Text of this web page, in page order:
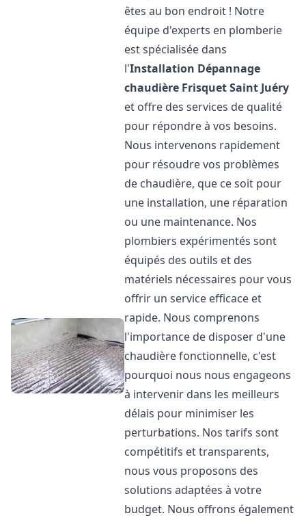
êtes au bon endroit ! Notre
équipe d'experts en plomberie
est spécialisée dans
l'Installation Dépannage
chaudière FrisquetSaint Juéry
et offre des services de qualité
pour répondre à vos besoins.
Nous intervenons rapidement
pour résoudre vos problèmes
de chaudière, que ce soit pour
une installation, une réparation
ou une maintenance. Nos
plombiers expérimentés sont
équipés des outils et des
matériels nécessaires pour vous
offrir un service efficace et
rapide. Nous comprenons
l'importance de disposer d'une
chaudière fonctionnelle, c'est
pourquoi nous nous engageons
à intervenir dans les meilleurs
délais pour minimiser les
perturbations. Nos tarifs sont
compétitifs et transparents,
nous vous proposons des
solutions adaptées à votre
budget. Nous offrons également